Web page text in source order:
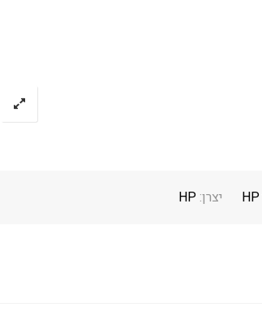
יצרן: HP